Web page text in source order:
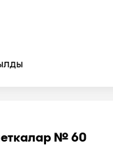
№ 60